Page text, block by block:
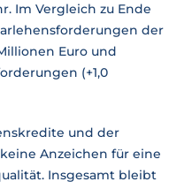
Im Vergleich zu Ende
der
Euro und
(+1,0
und der
Anzeichen für eine
Insgesamt bleibt